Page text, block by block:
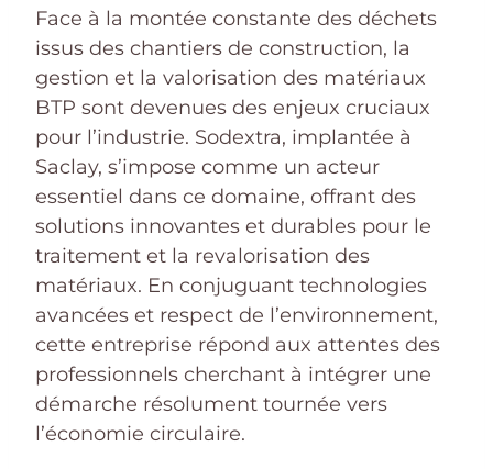
Face à la montée constante des déchets
issus des chantiers de construction, la
gestion et la valorisation des matériaux
BTP sont devenues des enjeux cruciaux
pour l’industrie. Sodextra, implantée à
Saclay, s’impose comme un acteur
essentiel dans ce domaine, offrant des
solutions innovantes et durables pour le
traitement et la revalorisation des
matériaux. En conjuguant technologies
avancées et respect de l’environnement,
cette entreprise répond aux attentes des
professionnels cherchant à intégrer une
démarche résolument tournée vers
l’économie circulaire.